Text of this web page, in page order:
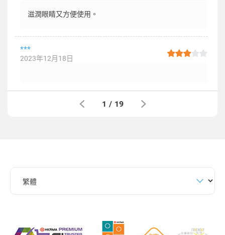
滋潤眼睛又方便使用。
***
2023年12月18日
1 / 19